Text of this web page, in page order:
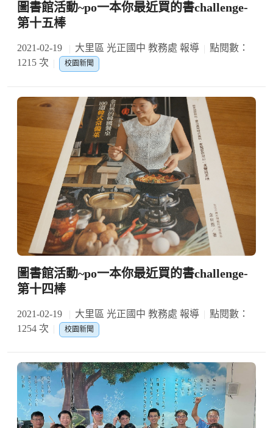
圖書館活動~po一本你最近買的書challenge-
第十五棒
2021-02-19 大里區 光正國中 教務處 報導
點閱數：
1215 次
校園新聞
圖書館活動~po一本你最近買的書challenge-
第十四棒
2021-02-19 大里區 光正國中 教務處 報導
點閱數：
1254 次
校園新聞